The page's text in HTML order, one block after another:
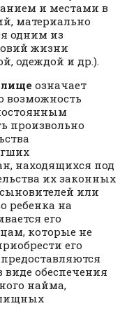
и местами в
материально
одним из
жизни
одеждой и др.).
означает
возможность
произвольно
находящихся под
их законных
или
ребенка на
его
которые не
его
обеспечения
найма,